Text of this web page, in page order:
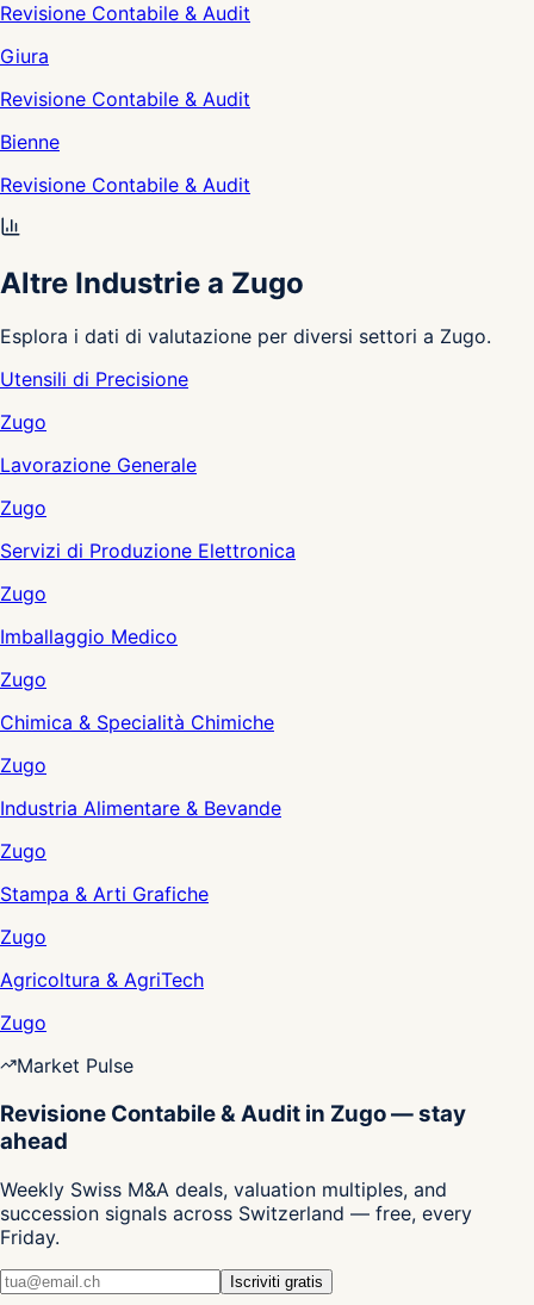
Revisione Contabile & Audit
Giura
Revisione Contabile & Audit
Bienne
Revisione Contabile & Audit
Altre Industrie a Zugo
Esplora i dati di valutazione per diversi settori a Zugo.
Utensili di Precisione
Zugo
Lavorazione Generale
Zugo
Servizi di Produzione Elettronica
Zugo
Imballaggio Medico
Zugo
Chimica & Specialità Chimiche
Zugo
Industria Alimentare & Bevande
Zugo
Stampa & Arti Grafiche
Zugo
Agricoltura & AgriTech
Zugo
Market Pulse
Revisione Contabile & Audit in Zugo — stay
ahead
Weekly Swiss M&A deals, valuation multiples, and
succession signals across Switzerland — free, every
Friday.
Iscriviti gratis